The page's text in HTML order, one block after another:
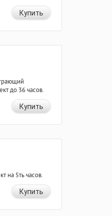
Купить
до 36 часов.
Купить
на 5ть часов.
Купить